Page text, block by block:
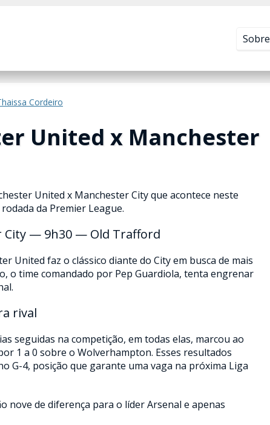
Sobre
Cordeiro
United x Manchester
United x Manchester City que acontece neste
da Premier League.
City — 9h30 — Old Trafford
United faz o clássico diante do City em busca de mais
o time comandado por Pep Guardiola, tenta engrenar
rival
seguidas na competição, em todas elas, marcou ao
1 a 0 sobre o Wolverhampton. Esses resultados
G-4, posição que garante uma vaga na próxima Liga
nove de diferença para o líder Arsenal e apenas